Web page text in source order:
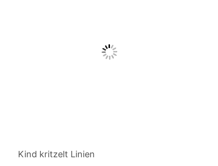
Kind kritzelt Linien